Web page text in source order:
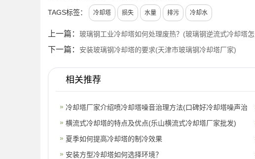
TAGS标签： 冷却塔 损失 水量 排污 冷却水
上一篇： 玻璃钢工业冷却塔如何处理废热？(玻璃钢逆流式冷却塔
下一篇： 安装玻璃钢冷却塔的要求(天津市玻璃钢冷却塔厂家)
相关推荐
冷却塔厂家介绍喷冷却塔噪音治理方法(口碑好冷却塔噪声治
理
横流式冷却塔的特点及优点(乐山横流式冷却塔厂家批发)
夏季如何提高冷却塔的制冷效果
安装方型冷却塔如何选择环境？